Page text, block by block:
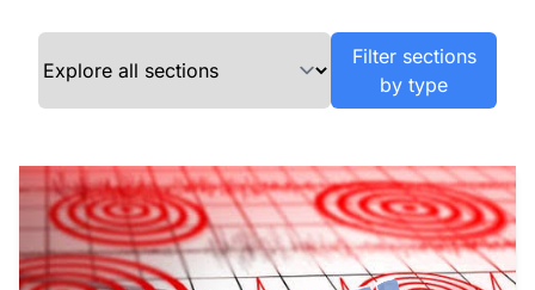
Filter sections
by type